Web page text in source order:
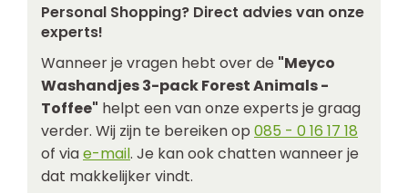
Personal Shopping? Direct advies van onze
experts!
Wanneer je vragen hebt over de "Meyco
Washandjes 3-pack Forest Animals -
Toffee" helpt een van onze experts je graag
verder. Wij zijn te bereiken op 085 - 0 16 17 18
of viae-mail. Je kan ook chatten wanneer je
dat makkelijker vindt.